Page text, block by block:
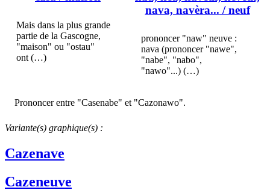
Mais dans la plus grande
partie de la Gascogne,
"maison" ou "ostau"
ont (…)
nava, navèra... / neuf
prononcer "naw" neuve :
nava (prononcer "nawe",
"nabe", "nabo",
"nawo"...) (…)
Prononcer entre "Casenabe" et "Cazonawo".
Variante(s) graphique(s) :
Cazenave
Cazeneuve